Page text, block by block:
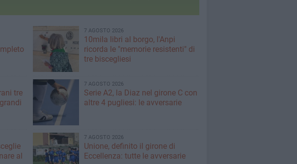
7 AGOSTO 2026
10mila libri al borgo, l'Anpi
ricorda le "memorie resistenti" di
tre biscegliesi
tre
7 AGOSTO 2026
Serie A2, la Diaz nel girone C con
altre 4 pugliesi: le avversarie
al
7 AGOSTO 2026
Unione, definito il girone di
Eccellenza: tutte le avversarie